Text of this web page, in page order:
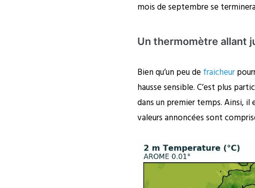
mois de septembre se
Un thermomètre allant
Bien qu’un peu de fraicheur
hausse sensible. C’est plus
dans un premier temps. Ainsi,
valeurs annoncées sont